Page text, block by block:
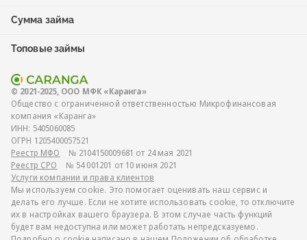
Сумма займа
Топовые займы
© 2021-2025, ООО МФК «Каранга»
Общество с ограниченной ответственностью Микрофинансовая
компания «Каранга»
ИНН: 5405060085
ОГРН 1205400057521
Реестр МФО
№ 2104150009681 от 24 мая 2021
Реестр СРО
№ 54 001201 от 10 июня 2021
Услуги компании и права клиентов
Мы используем cookie. Это помогает оценивать наш сервис и
делать его лучше. Если не хотите использовать cookie, то отключите
их в настройках вашего браузера. В этом случае часть функций
будет вам недоступна или может работать непредсказуемо.